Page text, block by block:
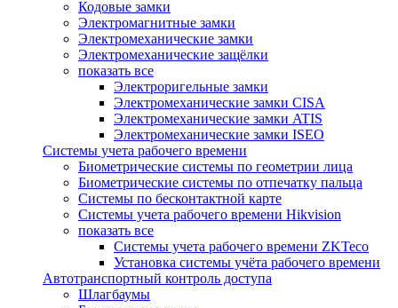
Кодовые замки
Электромагнитные замки
Электромеханические замки
Электромеханические защёлки
показать все
Электроригельные замки
Электромеханические замки CISA
Электромеханические замки ATIS
Электромеханические замки ISEO
Системы учета рабочего времени
Биометрические системы по геометрии лица
Биометрические системы по отпечатку пальца
Системы по бесконтактной карте
Системы учета рабочего времени Hikvision
показать все
Системы учета рабочего времени ZKTeco
Установка системы учёта рабочего времени
Автотранспортный контроль доступа
Шлагбаумы